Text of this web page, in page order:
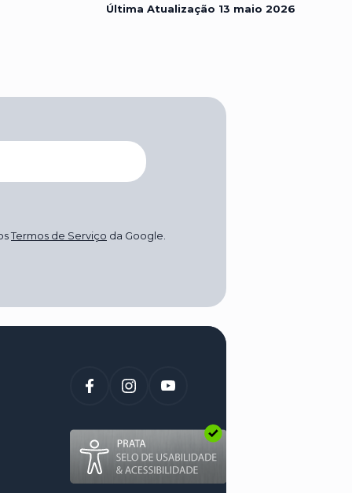
Última Atualização 13 maio 2026
Termos de Serviço da Google.